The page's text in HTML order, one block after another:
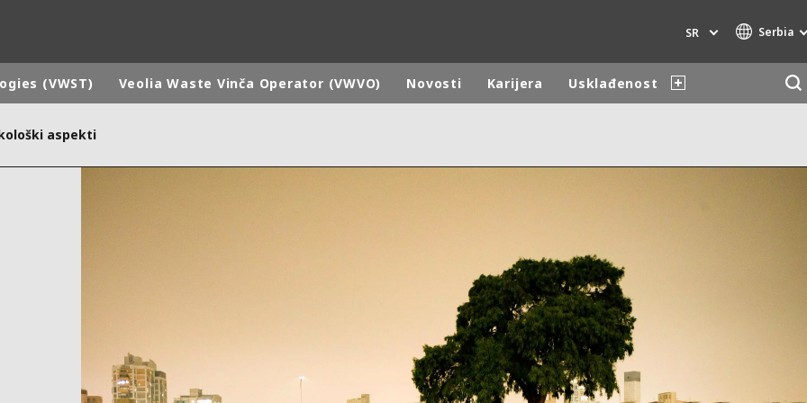
SR Serbia
HAZARDOUS WASTE EUROPE
INDUSTRIES GLOBAL SOLUTIONS
NUCLEAR SOLUTIONS
OFIS
SEDE BENELUX
VEOLIA AGRICULTURE
(VWST) Veolia Waste Vinča Operator (VWVO) Novosti Karijera Usklađenost
aspekti